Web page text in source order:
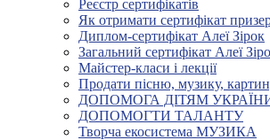
Реєстр сертифікатів
Як отримати сертифікат
Диплом-сертифікат Алеї Зірок
Загальний сертифікат Алеї
Майстер-класи і лекції
Продати пісню, музику,
ДОПОМОГА ДІТЯМ
ДОПОМОГТИ ТАЛАНТУ
Творча екосистема МУЗИКА